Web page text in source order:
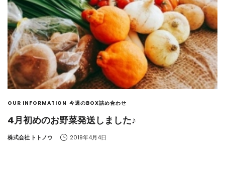
OUR INFORMATION 今週のBOX詰め合わせ
4月初めのお野菜発送しました♪
by
株式会社 トトノウ 2019年4月4日